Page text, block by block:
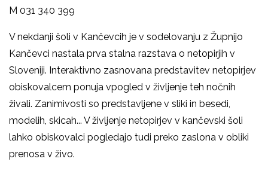
M 031 340 399
V nekdanji šoli v Kančevcih je v sodelovanju z Župnijo
Kančevci nastala prva stalna razstava o netopirjih v
Sloveniji. Interaktivno zasnovana predstavitev netopirjev
obiskovalcem ponuja vpogled v življenje teh nočnih
živali. Zanimivosti so predstavljene v sliki in besedi,
modelih, skicah... V življenje netopirjev v kančevski šoli
lahko obiskovalci pogledajo tudi preko zaslona v obliki
prenosa v živo.